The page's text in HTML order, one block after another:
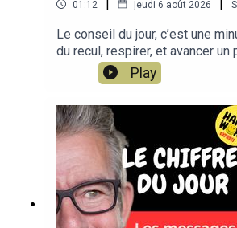
01:12 | jeudi 6 août 2026 |
Le conseil du jour, c’est une
du recul, respirer, et avancer un
sereinement dans votre travail.
concret, applicable dès
Berry.NOUVEAU : retrouvez moi
la chaîne Happy Work... pas de
et il n'y a que du feelgood !!! :
https://whatsapp.com/channel/
IEm0yskHH2gEt pour retrouver
contenus, tests, articles, vidéos :
www.gchatelain.com
Play